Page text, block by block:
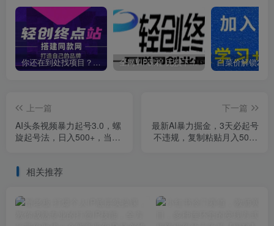
你还在到处找项目？还在当韭菜？我靠卖项目一个月收入5万+，曾经我也是个失败者。 全网VIP课程 无损下载~
上一篇
AI头条视频暴力起号3.0，螺
旋起号法，日入500+，当天
下一篇
最新AI暴力掘金，3天必起号
不违规，复制粘贴月入5000
相关推荐